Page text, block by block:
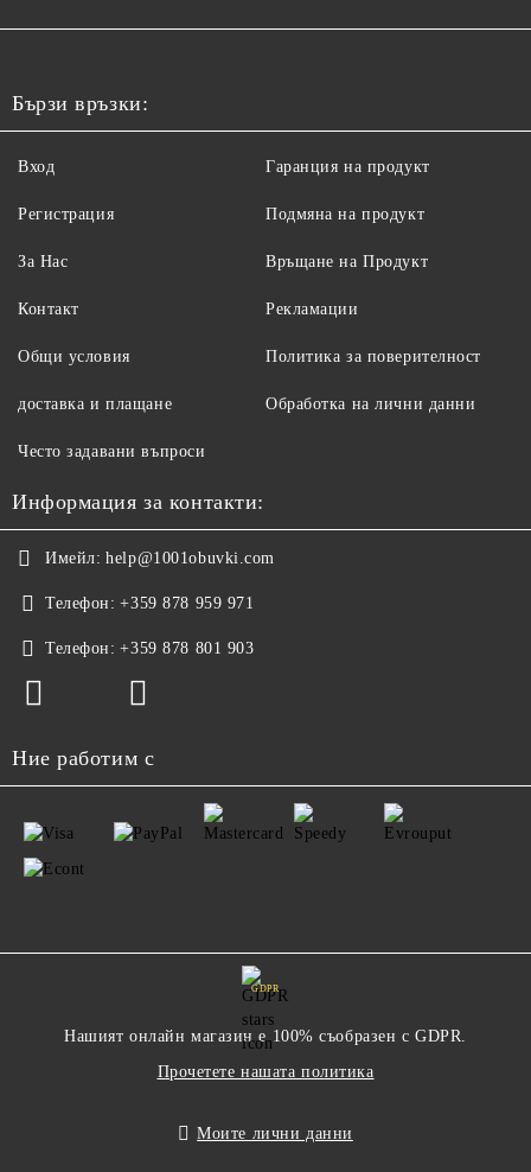
Бързи връзки:
Вход
Регистрация
За Нас
Контакт
Общи условия
доставка и плащане
Гаранция на продукт
Подмяна на продукт
Връщане на Продукт
Рекламации
Политика за поверителност
Обработка на лични данни
Често задавани въпроси
Информация за контакти:
Имейл: help@1001obuvki.com
Телефон: +359 878 959 971
Телефон: +359 878 801 903
Ние работим с
GDPR
Нашият онлайн магазин е 100% съобразен с GDPR.
Прочетете нашата политика
Моите лични данни